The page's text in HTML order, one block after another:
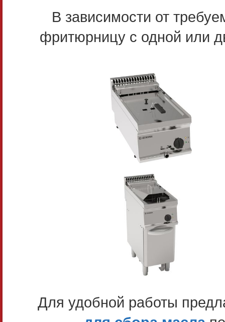
В зависимости от
фритюрницу с одной или
Для удобной работы